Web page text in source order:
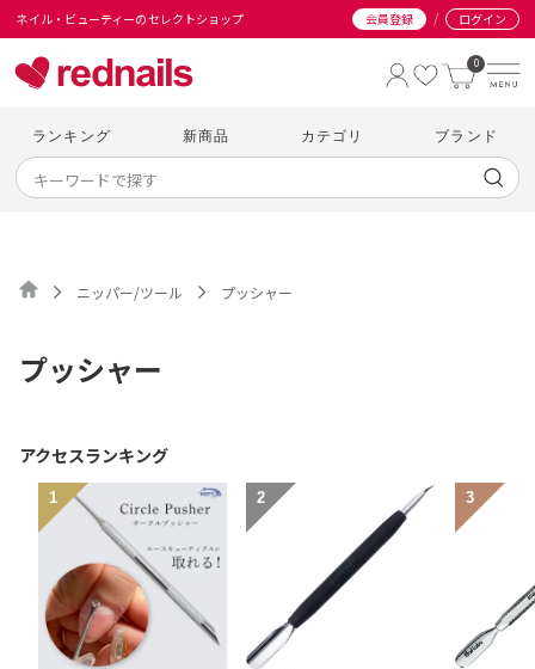
ネイル・ビューティーのセレクトショップ 会員登録 / ログイン
0
ランキング 新商品 カテゴリ ブランド
ニッパー/ツール プッシャー
プッシャー
アクセスランキング